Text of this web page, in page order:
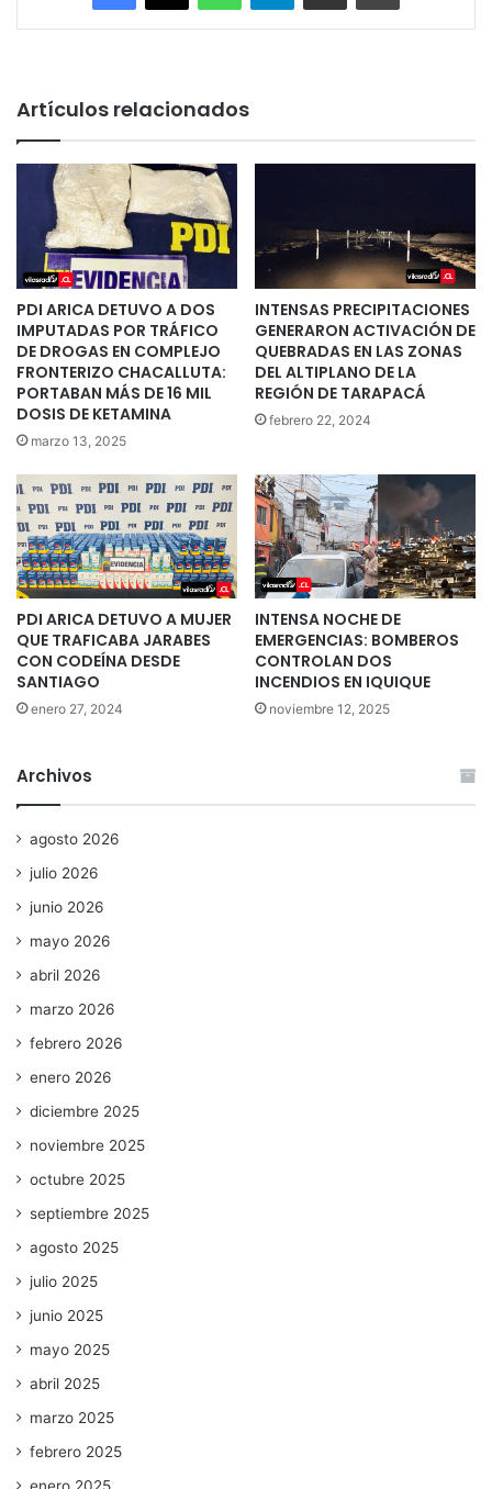
Artículos relacionados
PDI ARICA DETUVO A DOS
IMPUTADAS POR TRÁFICO
DE DROGAS EN COMPLEJO
FRONTERIZO CHACALLUTA:
PORTABAN MÁS DE 16 MIL
DOSIS DE KETAMINA
marzo 13, 2025
INTENSAS PRECIPITACIONES
GENERARON ACTIVACIÓN DE
QUEBRADAS EN LAS ZONAS
DEL ALTIPLANO DE LA
REGIÓN DE TARAPACÁ
febrero 22, 2024
PDI ARICA DETUVO A MUJER
QUE TRAFICABA JARABES
CON CODEÍNA DESDE
SANTIAGO
enero 27, 2024
INTENSA NOCHE DE
EMERGENCIAS: BOMBEROS
CONTROLAN DOS
INCENDIOS EN IQUIQUE
noviembre 12, 2025
Archivos
agosto 2026
julio 2026
junio 2026
mayo 2026
abril 2026
marzo 2026
febrero 2026
enero 2026
diciembre 2025
noviembre 2025
octubre 2025
septiembre 2025
agosto 2025
julio 2025
junio 2025
mayo 2025
abril 2025
marzo 2025
febrero 2025